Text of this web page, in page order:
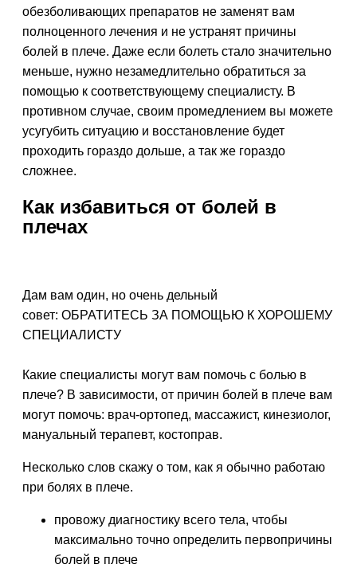
обезболивающих препаратов не заменят вам
полноценного лечения и не устранят причины
болей в плече. Даже если болеть стало значительно
меньше, нужно незамедлительно обратиться за
помощью к соответствующему специалисту. В
противном случае, своим промедлением вы можете
усугубить ситуацию и восстановление будет
проходить гораздо дольше, а так же гораздо
сложнее.
Как избавиться от болей в
плечах
Дам вам один, но очень дельный
совет: ОБРАТИТЕСЬ ЗА ПОМОЩЬЮ К ХОРОШЕМУ
СПЕЦИАЛИСТУ
Какие специалисты могут вам помочь с болью в
плече? В зависимости, от причин болей в плече вам
могут помочь: врач-ортопед, массажист, кинезиолог,
мануальный терапевт, костоправ.
Несколько слов скажу о том, как я обычно работаю
при болях в плече.
провожу диагностику всего тела, чтобы
максимально точно определить первопричины
болей в плече